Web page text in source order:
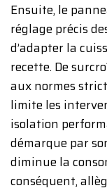
Ensuite, le
réglage précis
d’adapter la
recette. De
aux normes
limite les
isolation
démarque par
diminue la
conséquent,